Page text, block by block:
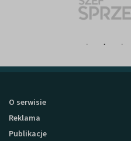
O serwisie
Reklama
Publikacje